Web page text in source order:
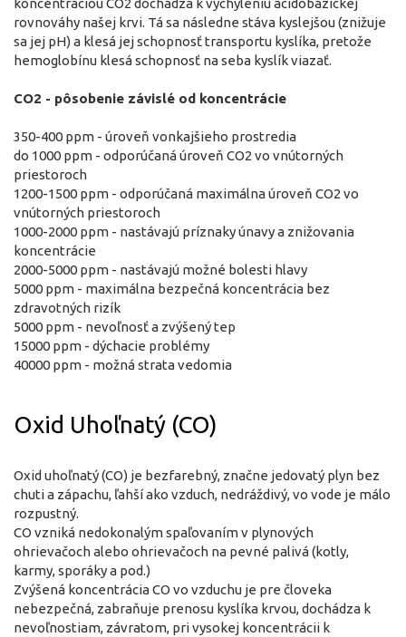
rovnováhy našej krvi. Tá sa následne stáva kyslejšou (znižuje
sa jej pH) a klesá jej schopnosť transportu kyslíka, pretože
hemoglobínu klesá schopnosť na seba kyslík viazať.
CO2 - pôsobenie závislé od koncentrácie
350-400 ppm - úroveň vonkajšieho prostredia
do 1000 ppm - odporúčaná úroveň CO2 vo vnútorných
priestoroch
1200-1500 ppm - odporúčaná maximálna úroveň CO2 vo
vnútorných priestoroch
1000-2000 ppm - nastávajú príznaky únavy a znižovania
koncentrácie
2000-5000 ppm - nastávajú možné bolesti hlavy
5000 ppm - maximálna bezpečná koncentrácia bez
zdravotných rizík
5000 ppm - nevoľnosť a zvýšený tep
15000 ppm - dýchacie problémy
40000 ppm - možná strata vedomia
Oxid Uhoľnatý (CO)
Oxid uhoľnatý (CO) je bezfarebný, značne jedovatý plyn bez
chuti a zápachu, ľahší ako vzduch, nedráždivý, vo vode je málo
rozpustný.
CO vzniká nedokonalým spaľovaním v plynových
ohrievačoch alebo ohrievačoch na pevné palivá (kotly,
karmy, sporáky a pod.)
Zvýšená koncentrácia CO vo vzduchu je pre človeka
nebezpečná, zabraňuje prenosu kyslíka krvou, dochádza k
nevoľnostiam, závratom, pri vysokej koncentrácii k